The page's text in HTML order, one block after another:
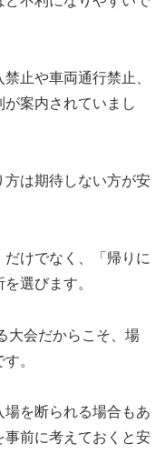
止や車両通行禁止、
案内されていまし
は期待しない方が安
けでなく、「帰りに
選びます。
大会だからこそ、場
。
を断られる場合もあ
事前に考えておくと安